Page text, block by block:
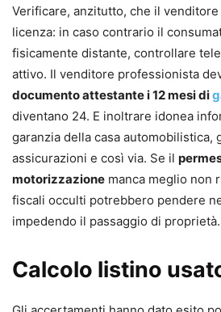
Verificare, anzitutto, che il
licenza: in caso contrario il
fisicamente distante, controllare
attivo. Il venditore professionista
documento attestante i 12 mesi di
diventano 24. E inoltrare idonea
garanzia della casa automobilistica,
assicurazioni e così via. Se il
motorizzazione manca meglio non
fiscali occulti potrebbero pendere
impedendo il passaggio di proprietà.
Calcolo listino